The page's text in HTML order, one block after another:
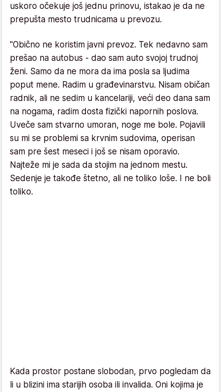
uskoro očekuje još jednu prinovu, istakao je da ne
prepušta mesto trudnicama u prevozu.
"Obično ne koristim javni prevoz. Tek nedavno sam
prešao na autobus - dao sam auto svojoj trudnoj
ženi. Samo da ne mora da ima posla sa ljudima
poput mene. Radim u građevinarstvu. Nisam običan
radnik, ali ne sedim u kancelariji, veći deo dana sam
na nogama, radim dosta fizički napornih poslova.
Uveče sam stvarno umoran, noge me bole. Pojavili
su mi se problemi sa krvnim sudovima, operisan
sam pre šest meseci i još se nisam oporavio.
Najteže mi je sada da stojim na jednom mestu.
Sedenje je takođe štetno, ali ne toliko loše. I ne boli
toliko.
Kada prostor postane slobodan, prvo pogledam da
li u blizini ima starijih osoba ili invalida. Oni kojima je